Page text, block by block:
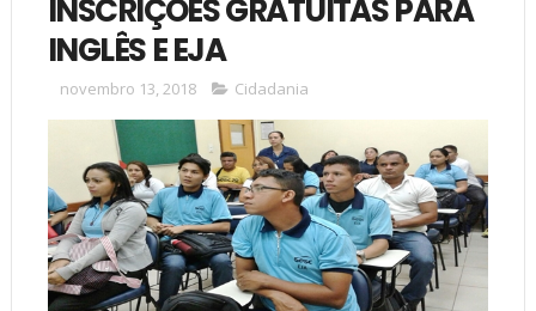
INSCRIÇÕES GRATUITAS PARA
INGLÊS E EJA
novembro 13, 2018 Cidadania